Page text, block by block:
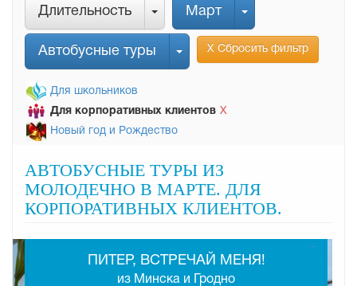
Длительность Март
Автобусные туры Х Сбросить фильтр
Для школьников
Для корпоративных клиентов Х
Новый год и Рождество
АВТОБУСНЫЕ ТУРЫ ИЗ
МОЛОДЕЧНО В МАРТЕ. ДЛЯ
КОРПОРАТИВНЫХ КЛИЕНТОВ.
ПИТЕР, ВСТРЕЧАЙ МЕНЯ!
из Минска и Гродно
-